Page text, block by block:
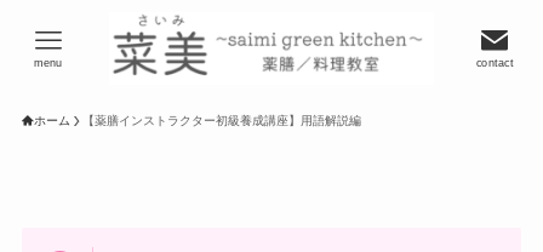
contact
menu
ホーム 【薬膳インストラクター初級養成講座】用語解説編